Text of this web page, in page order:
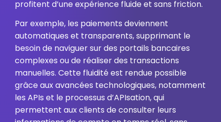
profitent d’une expérience fluide et sans friction.
Par exemple, les paiements deviennent
automatiques et transparents, supprimant le
besoin de naviguer sur des portails bancaires
complexes ou de réaliser des transactions
manuelles. Cette fluidité est rendue possible
grâce aux avancées technologiques, notamment
les APIs et le processus d’APIsation, qui
permettent aux clients de consulter leurs